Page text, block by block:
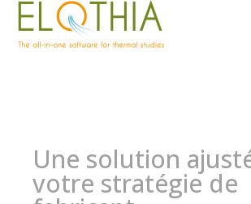
Une solution
votre stratégie de